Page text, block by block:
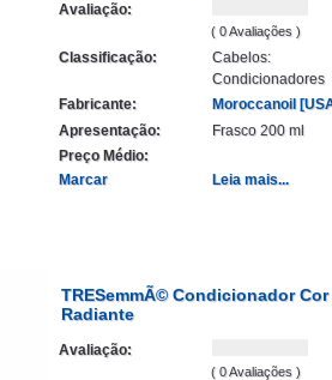
Avaliação:
( 0 Avaliações )
Classificação:
Cabelos:
Condicionadores
Fabricante:
Moroccanoil
Apresentação:
Frasco 200 ml
Preço Médio:
Marcar
Leia mais...
TRESemmÃ© Condicionador Cor
Radiante
Avaliação:
( 0 Avaliações )